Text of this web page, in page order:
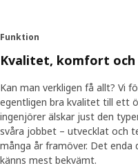
Funktion
Kvalitet, komfort och
Kan man verkligen få allt? Vi
egentligen bra kvalitet till ett
ingenjörer älskar just den
svåra jobbet – utvecklat och
många år framöver. Det
känns mest bekvämt.